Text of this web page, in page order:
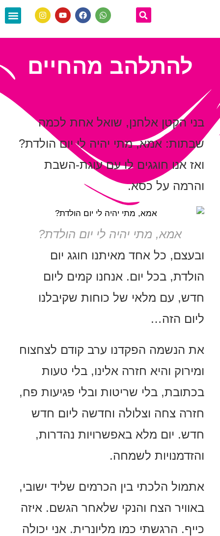
להתלהב מהחיים
בני הקטן אלחנן, שואל אחת לכמה
שבתות: אמא, מתי יהיה לי יום הולדת?
ואז אנו חוגגים לו עם עוגת-השבת
והרמה על כסא.
אמא, מתי יהיה לי יום הולדת?
ובעצם, כל אחד מאיתנו חוגג יום
הולדת, בכל יום. אנחנו קמים ליום
חדש, עם מלאי של כוחות שקיבלנו
ליום הזה…
את הנשמה הפקדנו ערב קודם לצחצוח
ומירוק והיא חזרה אלינו, בלי טעות
בכתובת, בלי שריטות ובלי פגיעות פח,
חזרה צחה וצלולה וחדשה ליום חדש
חדש. יום מלא באפשרויות נהדרות,
והזדמנויות לשמחה.
אתמול הלכתי בין הכרמים שליד ישובי,
באוויר הצח והנקי שלאחר הגשם. איזה
כייף. הרגשתי כמו מליונרית. אני יכולה